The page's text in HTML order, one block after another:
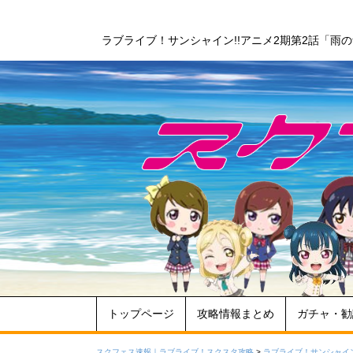
ラブライブ！サンシャイン!!アニメ2期第2話「雨
トップページ 攻略情報まとめ ガチャ・